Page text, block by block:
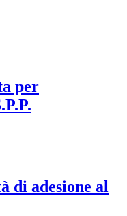
per
di adesione al